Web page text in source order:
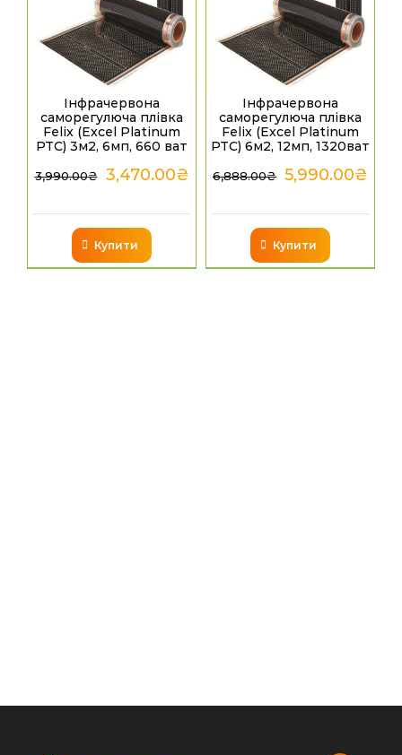
Інфрачервона
саморегулюча плівка
Felix (Excel Platinum
PTC) 3м2, 6мп, 660 ват
3,990.00₴ 3,470.00₴
Купити
Інфрачервона
саморегулюча плівка
Felix (Excel Platinum
PTC) 6м2, 12мп, 1320ват
6,888.00₴ 5,990.00₴
Купити